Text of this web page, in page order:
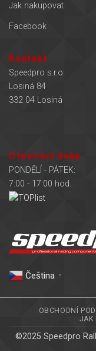
Jak nakupovat
Facebook
Kontakt
Speedpro s.r.o.
Losiná 84
332 04 Losiná
Otevírací doba
PONDĚLÍ - PÁTEK:
7:00 - 17:00 hod.
Čeština‎ ▼
OBCHODNÍ
JAK
©2025 Speedpro